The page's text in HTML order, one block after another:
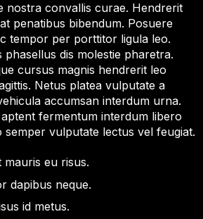
nostra convallis curae. Hendrerit
penatibus bibendum. Posuere
tempor per porttitor ligula leo.
phasellus dis molestie pharetra.
cursus magnis hendrerit leo
Netus platea vulputate a
accumsan interdum urna.
fermentum interdum libero
vulputate lectus vel feugiat.
mauris eu risus.
dapibus neque.
id metus.